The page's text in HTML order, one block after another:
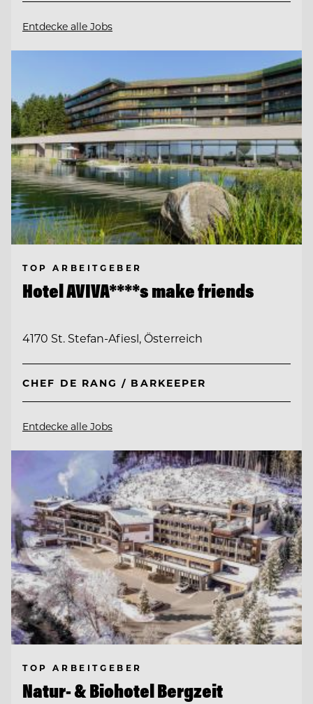
Entdecke alle Jobs
TOP ARBEITGEBER
Hotel AVIVA****s make friends
4170 St. Stefan-Afiesl, Österreich
CHEF DE RANG / BARKEEPER
Entdecke alle Jobs
TOP ARBEITGEBER
Natur- & Biohotel Bergzeit